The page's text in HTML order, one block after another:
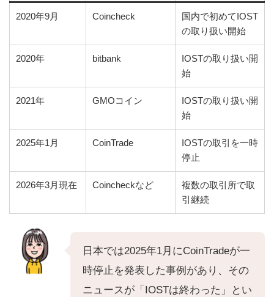
2020年9月 Coincheck
国内で初めてIOST
の取り扱い開始
2020年 bitbank
IOSTの取り扱い開
始
2021年 GMOコイン
IOSTの取り扱い開
始
2025年1月 CoinTrade
IOSTの取引を一時
停止
2026年3月現在 Coincheckなど
複数の取引所で取
引継続
日本では2025年1月にCoinTradeが一
時停止を発表した事例があり、その
ニュースが「IOSTは終わった」とい